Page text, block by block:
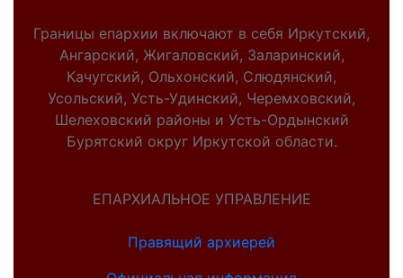
Границы епархии включают в себя Иркутский,
Ангарский, Жигаловский, Заларинский,
Качугский, Ольхонский, Слюдянский,
Усольский, Усть-Удинский, Черемховский,
Шелеховский районы и Усть-Ордынский
Бурятский округ Иркутской области.
ЕПАРХИАЛЬНОЕ УПРАВЛЕНИЕ
Правящий архиерей